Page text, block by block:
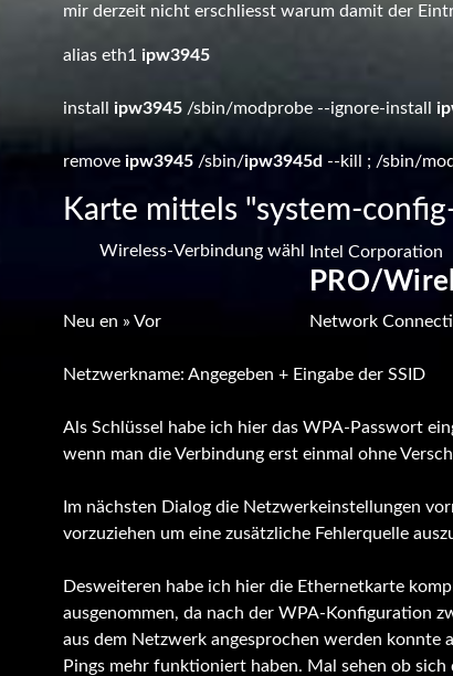
mir derzeit nicht erschliesst warum damit der
alias eth1 ipw3945
installipw3945 /sbin/modprobe --ignore-install
removeipw3945 /sbin/ipw3945d --kill ; /sbin/
Karte mittels "system-
Neu
Wireless-Verbindung wähl
en » Vor
Intel Corporation
PRO/
Network
Netzwerkname: Angegeben + Eingabe der SSID
Als Schlüssel habe ich hier das WPA-Passwort
wenn man die Verbindung erst einmal ohne
Im nächsten Dialog die Netzwerkeinstellungen
vorzuziehen um eine zusätzliche Fehlerquelle
Desweiteren habe ich hier die Ethernetkarte
ausgenommen, da nach der WPA-Konfiguration
aus dem Netzwerk angesprochen werden konnte
Pings mehr funktioniert haben. Mal sehen ob